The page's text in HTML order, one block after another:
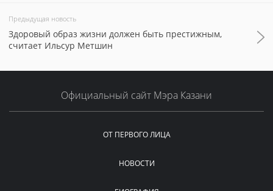
Предыдущая новость
Здоровый образ жизни должен быть престижным,
считает Ильсур Метшин
Официальный сайт Мэра Казани
ОТ ПЕРВОГО ЛИЦА
НОВОСТИ